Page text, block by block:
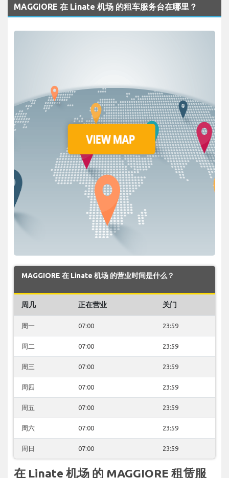
MAGGIORE 在 Linate 机场 的租车服务台在哪里？
MAGGIORE 在 Linate 机场 的营业时间是什么？
周几 正在营业 关门
周一 07:00 23:59
周二 07:00 23:59
周三 07:00 23:59
周四 07:00 23:59
周五 07:00 23:59
周六 07:00 23:59
周日 07:00 23:59
在 Linate 机场 的 MAGGIORE 租赁服